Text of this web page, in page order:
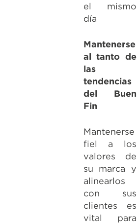
el mismo
día
Mantenerse
al tanto de
las
tendencias
del Buen
Fin
Mantenerse
fiel a los
valores de
su marca y
alinearlos
con sus
clientes es
vital para